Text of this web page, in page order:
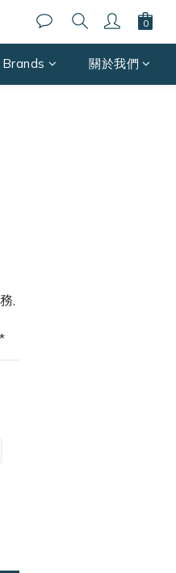
Brands 關於我們
,